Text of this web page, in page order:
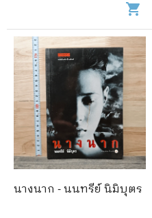
shopping_cart
นางนาก - นนทรีย์ นิมิบุตร